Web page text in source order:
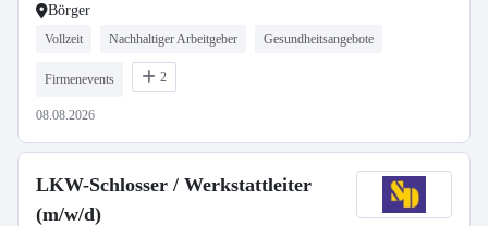
Börger
Vollzeit Nachhaltiger Arbeitgeber Gesundheitsangebote
Firmenevents 2
08.08.2026
LKW-Schlosser / Werkstattleiter
(m/w/d)